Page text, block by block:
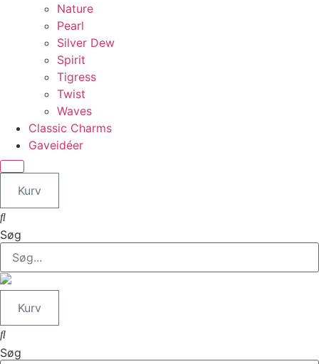
Nature
Pearl
Silver Dew
Spirit
Tigress
Twist
Waves
Classic Charms
Gaveidéer
Kurv
Søg
Kurv
Søg